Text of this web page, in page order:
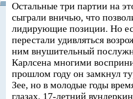
Остальные три партии на
сыграли вничью, что
лидирующие позиции. Но
перестали удивляться
ним внушительный
Карлсена многими
прошлом году он замкнул
Зее, но в молодые годы
глазах. 17-летний